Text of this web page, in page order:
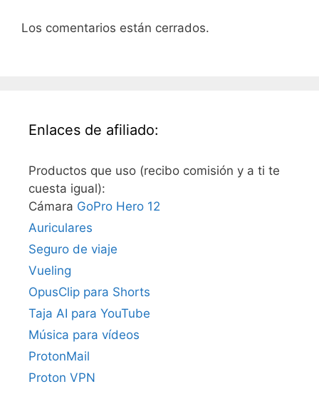
Los comentarios están cerrados.
Enlaces de afiliado:
Productos que uso (recibo comisión y a ti te
cuesta igual):
Cámara GoPro Hero 12
Auriculares
Seguro de viaje
Vueling
OpusClip para Shorts
Taja AI para YouTube
Música para vídeos
ProtonMail
Proton VPN